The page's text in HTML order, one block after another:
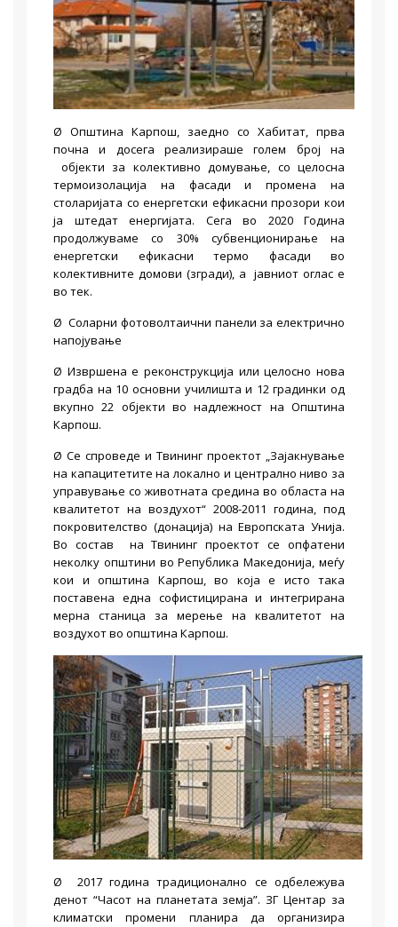
Ø Општина Карпош, заедно со Хабитат, прва
почна и досега реализираше голем број на
објекти за колективно домување, со целосна
термоизолација на фасади и промена на
столаријата со енергетски ефикасни прозори кои
ја штедат енергијата. Сега во 2020 Година
продолжуваме со 30% субвенционирање на
енергетски ефикасни термо фасади во
колективните домови (згради), а јавниот оглас е
во тек.
Ø Соларни фотоволтаични панели за електрично
напојување
Ø Извршена е реконструкција или целосно нова
градба на 10 основни училишта и 12 градинки од
вкупно 22 објекти во надлежност на Општина
Карпош.
Ø Се спроведе и Твининг проектот „Зајакнување
на капацитетите на локално и централно ниво за
управување со животната средина во областа на
квалитетот на воздухот“ 2008-2011 година, под
покровителство (донација) на Европската Унија.
Во состав на Твининг проектот се опфатени
неколку општини во Република Македонија, меѓу
кои и општина Карпош, во која е исто така
поставена една софистицирана и интегрирана
мерна станица за мерење на квалитетот на
воздухот во општина Карпош.
Ø 2017 година традиционално се одбележува
денот “Часот на планетата земја”. ЗГ Центар за
климатски промени планира да организира